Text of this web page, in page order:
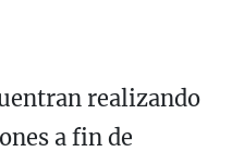
realizando
a fin de